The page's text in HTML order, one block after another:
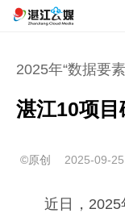
2025年“数据要
湛江10项
©原创 2025-09-
近日，2025